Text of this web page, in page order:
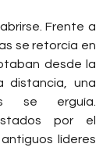
Frente a
se retorcía en
desde la
distancia, una
se erguía.
por el
líderes